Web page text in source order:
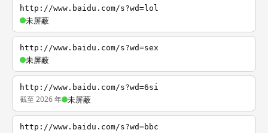
http://www.baidu.com/s?wd=lol
未屏蔽
http://www.baidu.com/s?wd=sex
未屏蔽
http://www.baidu.com/s?wd=6si
截至 2026 年 未屏蔽
http://www.baidu.com/s?wd=bbc